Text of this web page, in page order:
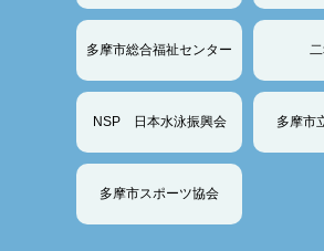
多摩市総合福祉センター
NSP 日本水泳振興会 多摩市
多摩市スポーツ協会